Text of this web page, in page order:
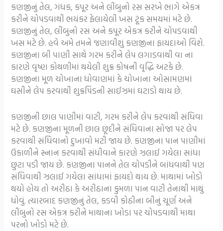
કણજીનું તેલ, ગંધક, કપૂર અને લીંબુનો રસ સરખે ભાગે એકત્ર
કરીને ચોપડવાથી ભયંકર ફેલાયેલી ખસ ટૂંક સમયમાં મટે છે.
કણજીનું તેલ, લીંબુનો રસ અને કપૂર એકત્ર કરીને ચોપડવાથી
ખસ મટે છે. હવે અમે તમને જણાવીશું કણજીના ફાયદાઓ વિશે.
કણજીના બી પાણી સાથે ગરમ કરીને લેપ લગાડવાથી વા ના
કારણે વૃષ્ણ કોથળીમાં થયેલી શુક્ર કોષની વૃદ્ધિ અટકે છે.
કણજીના મૂળ ચોખાના ધોવાણમાં કે ચોખાના ઓસામણમાં
ઘસીને લેપ કરવાથી શુક્રપિંડની સાઈઝમાં ઘટાડો થાય છે.
કણજીની છાલ પાણીમાં વાટી, ગરમ કરીને લેપ કરવાથી સંધિવા
મટે છે. કણજીના મૂળની છાલ છૂંદીને સંધિવાના સોજા પર લેપ
કરવાથી સંધિવાનો દુખાવો મટી જાય છે. કણજીના પાન પાણીમાં
ઉકાળીને સ્નાન કરવાથી સંધીવાને કારણે ઝલાઈ ગયેલા સાંધા
છુટા પડી જાય છે. કણજીના પાનને તેલ ચોપડીને બાંધવાથી પણ
સંધિવાથી ઝલાઈ ગયેલા સાંધામાં ફાયદો થાય છે. માથામાં ખોડો
થયો હોય તો અરીઠા કે અરીઠાના કુમળા પાન વાટી તેનાથી માથું
ધોવું. ત્યારબાદ કણજીનું તેલ, કડવી કોઠીના બીનું ચૂર્ણ અને
લીંબુનો રસ એકત્ર કરીને માથાના ખોડા પર ચોપડવાથી માથા
પરનો ખોડો મટે છે.